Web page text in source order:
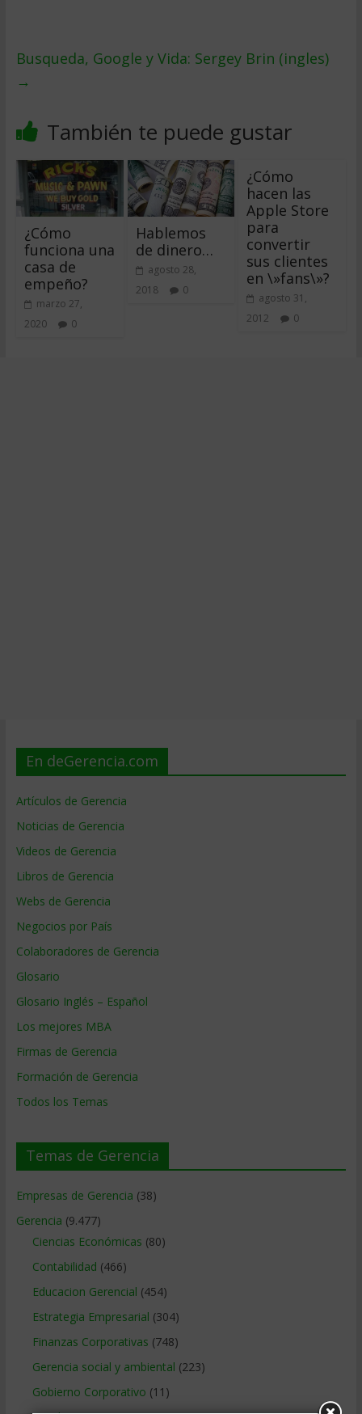
Busqueda, Google y Vida: Sergey Brin (ingles)
→
También te puede gustar
¿Cómo
funciona una
casa de
empeño?
marzo 27,
2020
0
Hablemos
de dinero…
agosto 28,
2018
0
¿Cómo
hacen las
Apple Store
para
convertir
sus clientes
en \»fans\»?
agosto 31,
2012
0
En deGerencia.com
Artículos de Gerencia
Noticias de Gerencia
Videos de Gerencia
Libros de Gerencia
Webs de Gerencia
Negocios por País
Colaboradores de Gerencia
Glosario
Glosario Inglés – Español
Los mejores MBA
Firmas de Gerencia
Formación de Gerencia
Todos los Temas
Temas de Gerencia
Empresas de Gerencia (38)
Gerencia (9.477)
Ciencias Económicas (80)
Contabilidad (466)
Educacion Gerencial (454)
Estrategia Empresarial (304)
Finanzas Corporativas (748)
Gerencia social y ambiental (223)
Gobierno Corporativo (11)